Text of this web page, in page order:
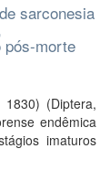
sarconesia
pós-morte
1830) (Diptera,
endêmica
imaturos